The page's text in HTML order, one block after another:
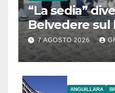
“La sedia”
Belvedere sul
Bracciano: ieri
7 AGOSTO 2026
ANGUILLARA